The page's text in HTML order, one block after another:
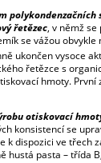
řetězec, v němž
se vážou obvykle
ukončen vysoce
řetězce s
hmoty. První
otiskovací
konsistencí se
k dispozici ve třech
hustá pasta – třída